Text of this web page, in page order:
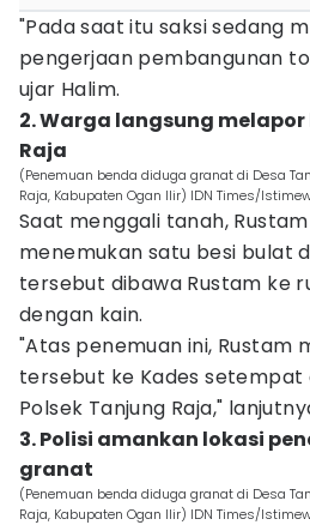
"Pada saat itu saksi sedang
pengerjaan pembangunan
ujar Halim.
2. Warga langsung melapor
Raja
(Penemuan benda diduga granat di Desa
Raja, Kabupaten Ogan Ilir) IDN Times/
Saat menggali tanah,
menemukan satu besi bulat
tersebut dibawa Rustam ke
dengan kain.
"Atas penemuan ini, Rustam
tersebut ke Kades
Polsek Tanjung Raja,"
3. Polisi amankan lokasi
granat
(Penemuan benda diduga granat di Desa
Raja, Kabupaten Ogan Ilir) IDN Times/